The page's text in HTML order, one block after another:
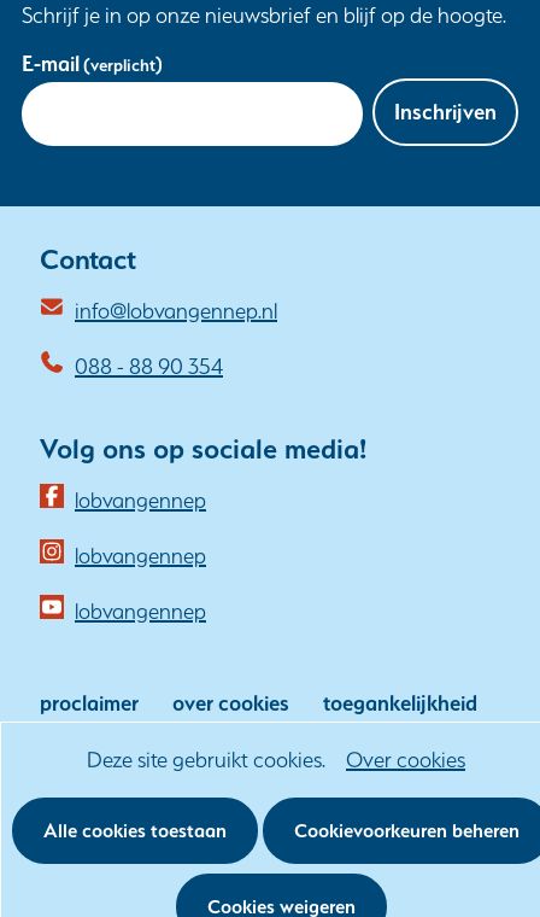
Cookies
toestaan?
Deze site gebruikt cookies. Over cookies
kan
het
gebruik
Alle cookies toestaan Cookievoorkeuren beheren
Cookies weigeren
Schrijf je in op onze nieuwsbrief en blijf op de hoogte.
Uw
gegevens
E-mail(verplicht)
Inschrijven
Contact
info@lobvangennep.nl
088 - 88 90 354
Volg ons op sociale media!
lobvangennep(opent
nieuw
venster)
een
andere
lobvangennep(opent
nieuw
(verwijst
een
andere
website)
lobvangennep(opent
venster)
(verwijst
een
andere
website)
proclaimer over cookies
toegankelijkheid
klachtenprocedure